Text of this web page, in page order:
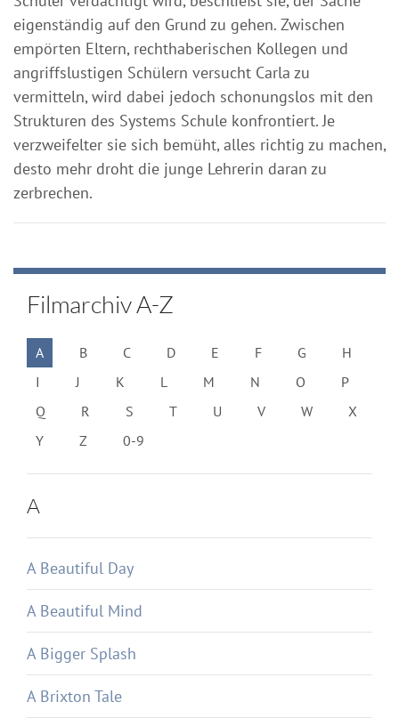
eigenständig auf den Grund zu gehen. Zwischen
empörten Eltern, rechthaberischen Kollegen und
angriffslustigen Schülern versucht Carla zu
vermitteln, wird dabei jedoch schonungslos mit den
Strukturen des Systems Schule konfrontiert. Je
verzweifelter sie sich bemüht, alles richtig zu machen,
desto mehr droht die junge Lehrerin daran zu
zerbrechen.
Filmarchiv A-Z
A B C D E F G
H
I
J K L M N O
P
Q
R S T U V W
X
Y
Z 0-9
A
A Beautiful Day
A Beautiful Mind
A Bigger Splash
A Brixton Tale